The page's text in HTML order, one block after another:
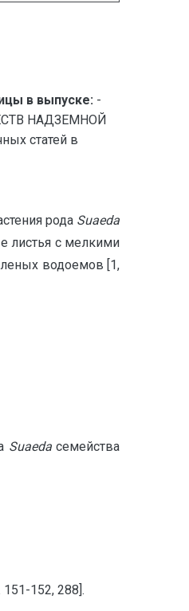
в выпуске: -
НАДЗЕМНОЙ
статей в
рода Suaeda
листья с мелкими
водоемов [1,
Suaedaсемейства
152, 288].